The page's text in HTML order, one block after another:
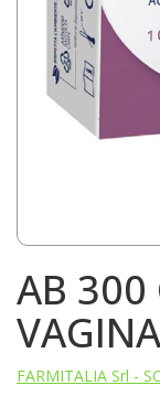
AB 300
FARMITALIA Srl -